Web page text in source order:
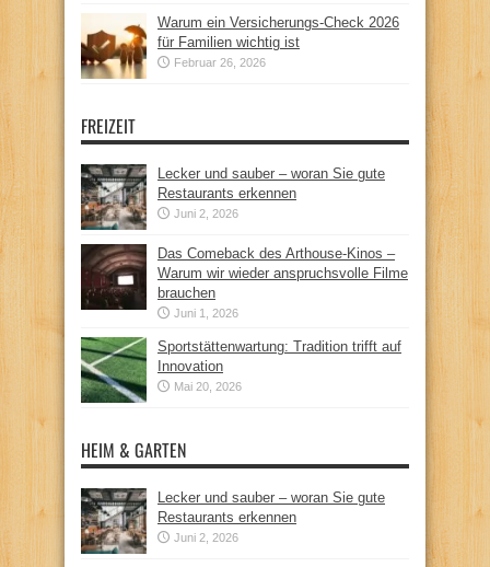
Warum ein Versicherungs-Check 2026
für Familien wichtig ist
Februar 26, 2026
FREIZEIT
Lecker und sauber – woran Sie gute
Restaurants erkennen
Juni 2, 2026
Das Comeback des Arthouse-Kinos –
Warum wir wieder anspruchsvolle Filme
brauchen
Juni 1, 2026
Sportstättenwartung: Tradition trifft auf
Innovation
Mai 20, 2026
HEIM & GARTEN
Lecker und sauber – woran Sie gute
Restaurants erkennen
Juni 2, 2026